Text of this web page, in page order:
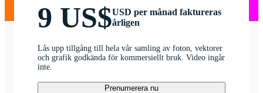
9 US$USD per månad faktureras
årligen
Lås upp tillgång till hela vår samling av foton, vektorer
och grafik godkända för kommersiellt bruk. Video ingår
inte.
Prenumerera nu